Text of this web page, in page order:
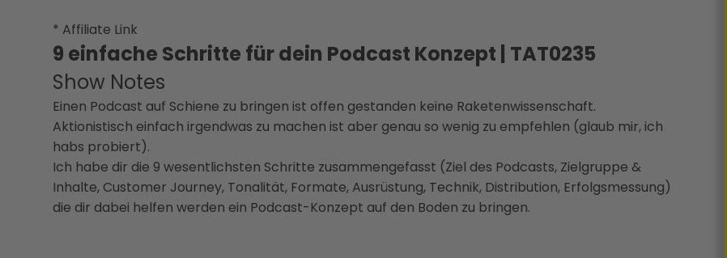
* Affiliate Link
9 einfache Schritte für dein Podcast Konzept | TAT0235
Show Notes
Einen Podcast auf Schiene zu bringen ist offen gestanden keine Raketenwissenschaft.
Aktionistisch einfach irgendwas zu machen ist aber genau so wenig zu empfehlen (glaub mir, ich
habs probiert).
Ich habe dir die 9 wesentlichsten Schritte zusammengefasst (Ziel des Podcasts, Zielgruppe &
Inhalte, Customer Journey, Tonalität, Formate, Ausrüstung, Technik, Distribution, Erfolgsmessung)
die dir dabei helfen werden ein Podcast-Konzept auf den Boden zu bringen.